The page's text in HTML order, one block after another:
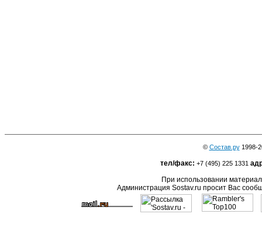
© Состав.ру1998-
тел/факс: +7 (495) 225 1331
При использовании
Администрация Sostav.ru просит Вас